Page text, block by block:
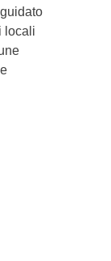
locali